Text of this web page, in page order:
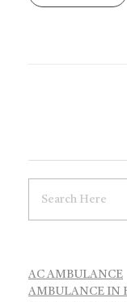
AC AMBULANCE
AMBULANCE IN